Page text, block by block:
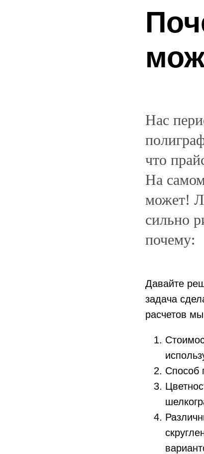
Нас
что
На
может!
сильно
почему:
Давайте
задача
расчетов
Способ